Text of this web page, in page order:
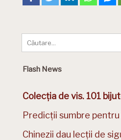
Flash News
Colecția de vis. 101
Predicții sumbre
Chinezii dau lecții de